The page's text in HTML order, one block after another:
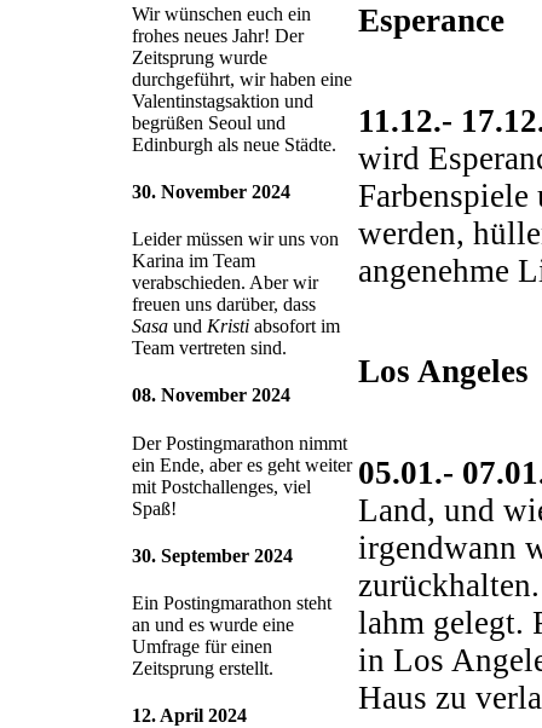
Wir wünschen euch ein
frohes neues Jahr! Der
Zeitsprung wurde
durchgeführt, wir haben eine
Valentinstagsaktion und
begrüßen Seoul und
Edinburgh als neue Städte.
30. November 2024
Leider müssen wir uns von
Karina im Team
verabschieden. Aber wir
freuen uns darüber, dass
Sasa und Kristi absofort im
Team vertreten sind.
08. November 2024
Der Postingmarathon nimmt
ein Ende, aber es geht weiter
mit Postchallenges, viel
Spaß!
30. September 2024
Ein Postingmarathon steht
an und es wurde eine
Umfrage für einen
Zeitsprung erstellt.
12. April 2024
Esperance
11.12.-
wird
Farbenspiele
werden,
angenehme
Los Angeles
05.01.-
Land, und
irgendwann
lahm gelegt.
in Los
Haus zu